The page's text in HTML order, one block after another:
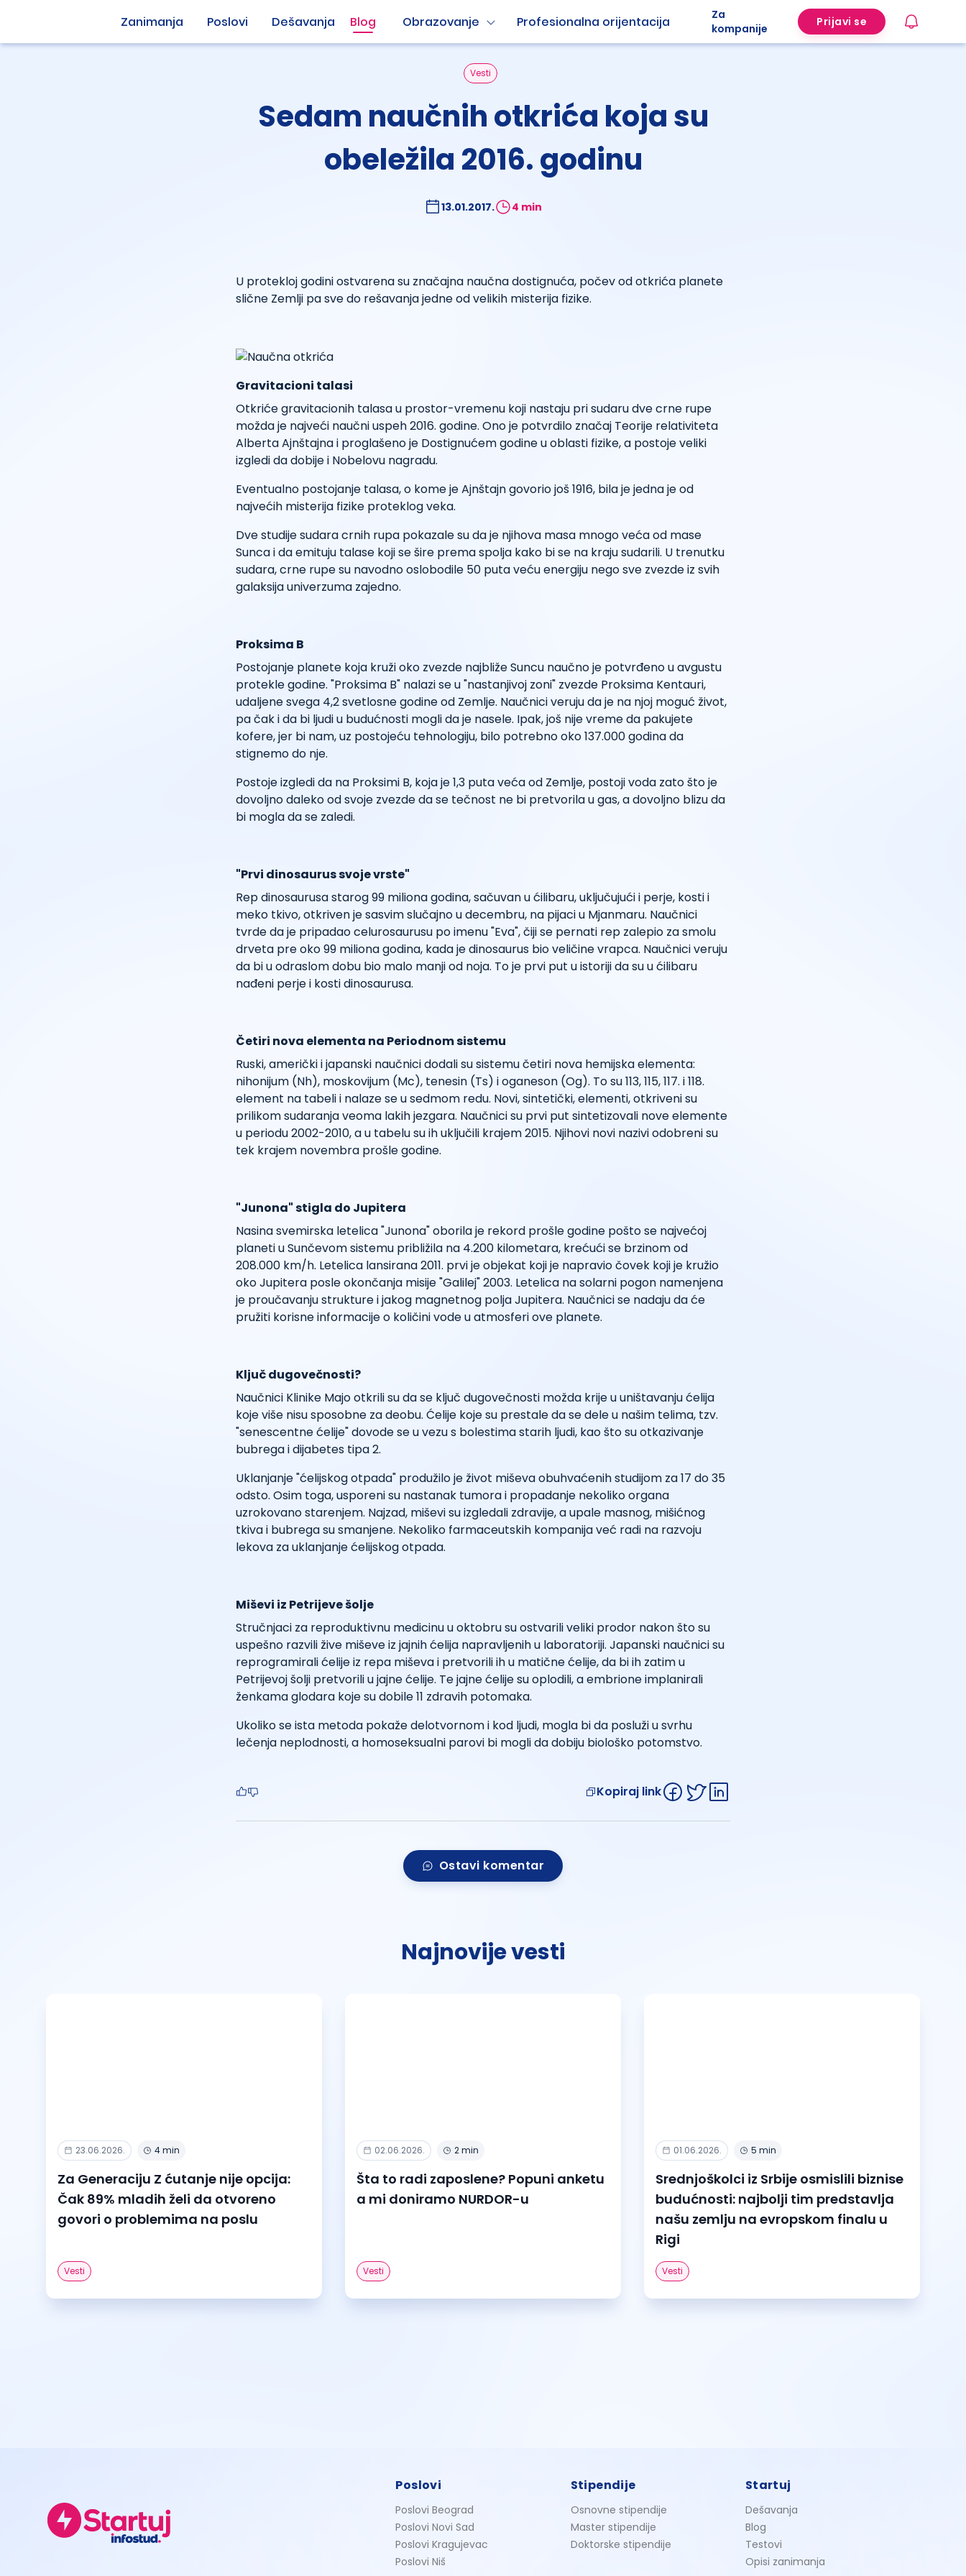
Zanimanja Poslovi Dešavanja Blog Obrazovanje Profesionalna orijentacija
Za
kompanije
Prijavi se
Vesti
Sedam naučnih otkrića koja su
obeležila 2016. godinu
13.01.2017. 4 min
U protekloj godini ostvarena su značajna naučna dostignuća, počev od otkrića planete
slične Zemlji pa sve do rešavanja jedne od velikih misterija fizike.
Gravitacioni talasi
Otkriće gravitacionih talasa u prostor-vremenu koji nastaju pri sudaru dve crne rupe
možda je najveći naučni uspeh 2016. godine. Ono je potvrdilo značaj Teorije relativiteta
Alberta Ajnštajna i proglašeno je Dostignućem godine u oblasti fizike, a postoje veliki
izgledi da dobije i Nobelovu nagradu.
Eventualno postojanje talasa, o kome je Ajnštajn govorio još 1916, bila je jedna je od
najvećih misterija fizike proteklog veka.
Dve studije sudara crnih rupa pokazale su da je njihova masa mnogo veća od mase
Sunca i da emituju talase koji se šire prema spolja kako bi se na kraju sudarili. U trenutku
sudara, crne rupe su navodno oslobodile 50 puta veću energiju nego sve zvezde iz svih
galaksija univerzuma zajedno.
Proksima B
Postojanje planete koja kruži oko zvezde najbliže Suncu naučno je potvrđeno u avgustu
protekle godine. "Proksima B" nalazi se u "nastanjivoj zoni" zvezde Proksima Kentauri,
udaljene svega 4,2 svetlosne godine od Zemlje. Naučnici veruju da je na njoj moguć život,
pa čak i da bi ljudi u budućnosti mogli da je nasele. Ipak, još nije vreme da pakujete
kofere, jer bi nam, uz postojeću tehnologiju, bilo potrebno oko 137.000 godina da
stignemo do nje.
Postoje izgledi da na Proksimi B, koja je 1,3 puta veća od Zemlje, postoji voda zato što je
dovoljno daleko od svoje zvezde da se tečnost ne bi pretvorila u gas, a dovoljno blizu da
bi mogla da se zaledi.
"Prvi dinosaurus svoje vrste"
Rep dinosaurusa starog 99 miliona godina, sačuvan u ćilibaru, uključujući i perje, kosti i
meko tkivo, otkriven je sasvim slučajno u decembru, na pijaci u Mjanmaru. Naučnici
tvrde da je pripadao celurosaurusu po imenu "Eva", čiji se pernati rep zalepio za smolu
drveta pre oko 99 miliona godina, kada je dinosaurus bio veličine vrapca. Naučnici veruju
da bi u odraslom dobu bio malo manji od noja. To je prvi put u istoriji da su u ćilibaru
nađeni perje i kosti dinosaurusa.
Četiri nova elementa na Periodnom sistemu
Ruski, američki i japanski naučnici dodali su sistemu četiri nova hemijska elementa:
nihonijum (Nh), moskovijum (Mc), tenesin (Ts) i oganeson (Og). To su 113, 115, 117. i 118.
element na tabeli i nalaze se u sedmom redu. Novi, sintetički, elementi, otkriveni su
prilikom sudaranja veoma lakih jezgara. Naučnici su prvi put sintetizovali nove elemente
u periodu 2002-2010, a u tabelu su ih uključili krajem 2015. Njihovi novi nazivi odobreni su
tek krajem novembra prošle godine.
"Junona" stigla do Jupitera
Nasina svemirska letelica "Junona" oborila je rekord prošle godine pošto se najvećoj
planeti u Sunčevom sistemu približila na 4.200 kilometara, krećući se brzinom od
208.000 km/h. Letelica lansirana 2011. prvi je objekat koji je napravio čovek koji je kružio
oko Jupitera posle okončanja misije "Galilej" 2003. Letelica na solarni pogon namenjena
je proučavanju strukture i jakog magnetnog polja Jupitera. Naučnici se nadaju da će
pružiti korisne informacije o količini vode u atmosferi ove planete.
Ključ dugovečnosti?
Naučnici Klinike Majo otkrili su da se ključ dugovečnosti možda krije u uništavanju ćelija
koje više nisu sposobne za deobu. Ćelije koje su prestale da se dele u našim telima, tzv.
"senescentne ćelije" dovode se u vezu s bolestima starih ljudi, kao što su otkazivanje
bubrega i dijabetes tipa 2.
Uklanjanje "ćelijskog otpada" produžilo je život miševa obuhvaćenih studijom za 17 do 35
odsto. Osim toga, usporeni su nastanak tumora i propadanje nekoliko organa
uzrokovano starenjem. Najzad, miševi su izgledali zdravije, a upale masnog, mišićnog
tkiva i bubrega su smanjene. Nekoliko farmaceutskih kompanija već radi na razvoju
lekova za uklanjanje ćelijskog otpada.
Miševi iz Petrijeve šolje
Stručnjaci za reproduktivnu medicinu u oktobru su ostvarili veliki prodor nakon što su
uspešno razvili žive miševe iz jajnih ćelija napravljenih u laboratoriji. Japanski naučnici su
reprogramirali ćelije iz repa miševa i pretvorili ih u matične ćelije, da bi ih zatim u
Petrijevoj šolji pretvorili u jajne ćelije. Te jajne ćelije su oplodili, a embrione implanirali
ženkama glodara koje su dobile 11 zdravih potomaka.
Ukoliko se ista metoda pokaže delotvornom i kod ljudi, mogla bi da posluži u svrhu
lečenja neplodnosti, a homoseksualni parovi bi mogli da dobiju biološko potomstvo.
Kopiraj link
Ostavi komentar
Najnovije vesti
23.06.2026. 4 min
Za Generaciju Z ćutanje nije opcija:
Čak 89% mladih želi da otvoreno
govori o problemima na poslu
Vesti
02.06.2026. 2 min
Šta to radi zaposlene? Popuni anketu
a mi doniramo NURDOR-u
Vesti
01.06.2026. 5 min
Srednjoškolci iz Srbije osmislili biznise
budućnosti: najbolji tim predstavlja
našu zemlju na evropskom finalu u
Rigi
Vesti
Poslovi
Poslovi Beograd
Poslovi Novi Sad
Poslovi Kragujevac
Poslovi Niš
Stipendije
Osnovne stipendije
Master stipendije
Doktorske stipendije
Startuj
Dešavanja
Blog
Testovi
Opisi zanimanja